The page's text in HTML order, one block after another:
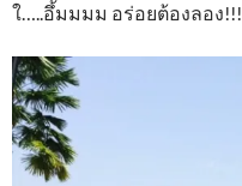
ใ…..อึ้มมมม อร่อยต้องลอง!!!